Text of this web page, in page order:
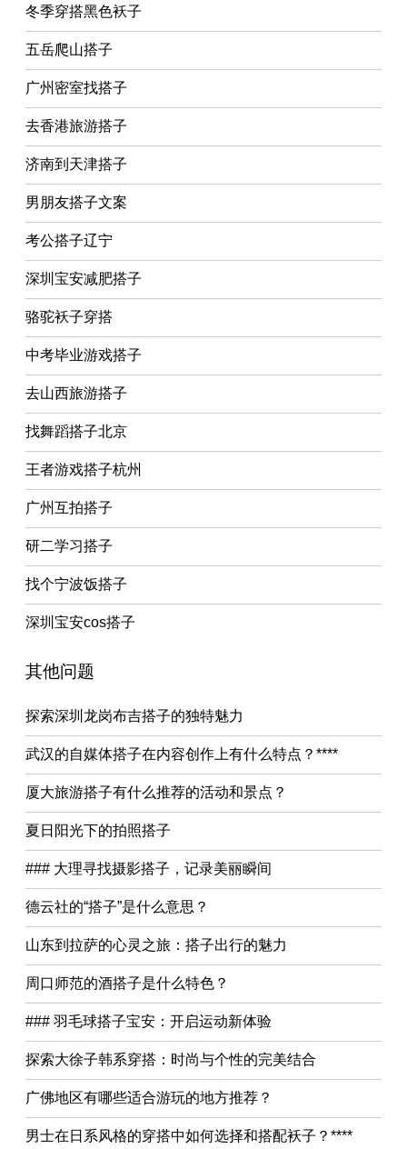
冬季穿搭黑色袄子
五岳爬山搭子
广州密室找搭子
去香港旅游搭子
济南到天津搭子
男朋友搭子文案
考公搭子辽宁
深圳宝安减肥搭子
骆驼袄子穿搭
中考毕业游戏搭子
去山西旅游搭子
找舞蹈搭子北京
王者游戏搭子杭州
广州互拍搭子
研二学习搭子
找个宁波饭搭子
深圳宝安cos搭子
其他问题
探索深圳龙岗布吉搭子的独特魅力
武汉的自媒体搭子在内容创作上有什么特点？****
厦大旅游搭子有什么推荐的活动和景点？
夏日阳光下的拍照搭子
### 大理寻找摄影搭子，记录美丽瞬间
德云社的“搭子”是什么意思？
山东到拉萨的心灵之旅：搭子出行的魅力
周口师范的酒搭子是什么特色？
### 羽毛球搭子宝安：开启运动新体验
探索大徐子韩系穿搭：时尚与个性的完美结合
广佛地区有哪些适合游玩的地方推荐？
男士在日系风格的穿搭中如何选择和搭配袄子？****